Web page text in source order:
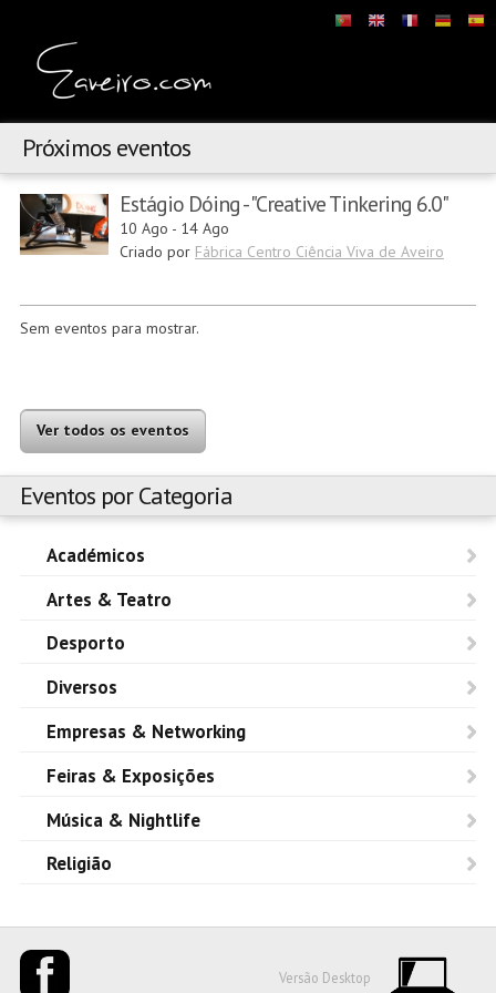
Próximos eventos
Estágio Dóing - "Creative Tinkering 6.0"
10 Ago - 14 Ago
Criado por Fábrica Centro Ciência Viva de Aveiro
Sem eventos para mostrar.
Ver todos os eventos
Eventos por Categoria
Académicos
Artes & Teatro
Desporto
Diversos
Empresas & Networking
Feiras & Exposições
Música & Nightlife
Religião
Versão Desktop